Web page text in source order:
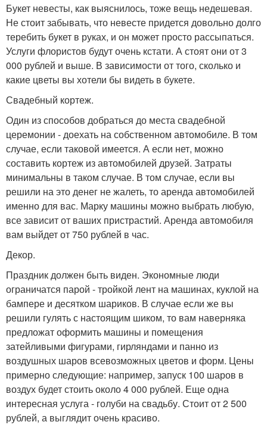
Букет невесты, как выяснилось, тоже вещь недешевая.
Не стоит забывать, что невесте придется довольно долго
теребить букет в руках, и он может просто рассыпаться.
Услуги флористов будут очень кстати. А стоят они от 3
000 рублей и выше. В зависимости от того, сколько и
какие цветы вы хотели бы видеть в букете.
Свадебный кортеж.
Один из способов добраться до места свадебной
церемонии - доехать на собственном автомобиле. В том
случае, если таковой имеется. А если нет, можно
составить кортеж из автомобилей друзей. Затраты
минимальны в таком случае. В том случае, если вы
решили на это денег не жалеть, то аренда автомобилей
именно для вас. Марку машины можно выбрать любую,
все зависит от ваших пристрастий. Аренда автомобиля
вам выйдет от 750 рублей в час.
Декор.
Праздник должен быть виден. Экономные люди
ограничатся парой - тройкой лент на машинах, куклой на
бампере и десятком шариков. В случае если же вы
решили гулять с настоящим шиком, то вам наверняка
предложат оформить машины и помещения
затейливыми фигурами, гирляндами и панно из
воздушных шаров всевозможных цветов и форм. Цены
примерно следующие: например, запуск 100 шаров в
воздух будет стоить около 4 000 рублей. Еще одна
интересная услуга - голуби на свадьбу. Стоит от 2 500
рублей, а выглядит очень красиво.